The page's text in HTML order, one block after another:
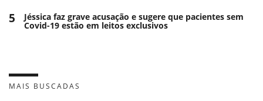
5 Jéssica faz grave acusação e sugere que pacientes sem
Covid-19 estão em leitos exclusivos
MAIS BUSCADAS